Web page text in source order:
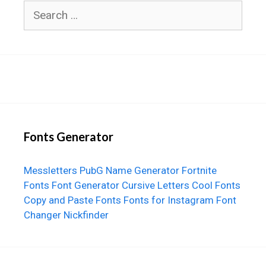
for:
Fonts Generator
Messletters PubG Name Generator Fortnite
Fonts Font Generator Cursive Letters Cool Fonts
Copy and Paste Fonts Fonts for Instagram Font
Changer Nickfinder